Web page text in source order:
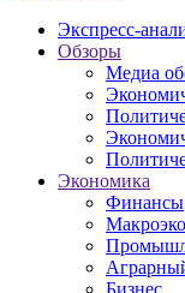
Экспресс-
Обзоры
Медиа
Экономика
Финансы
Бизнес